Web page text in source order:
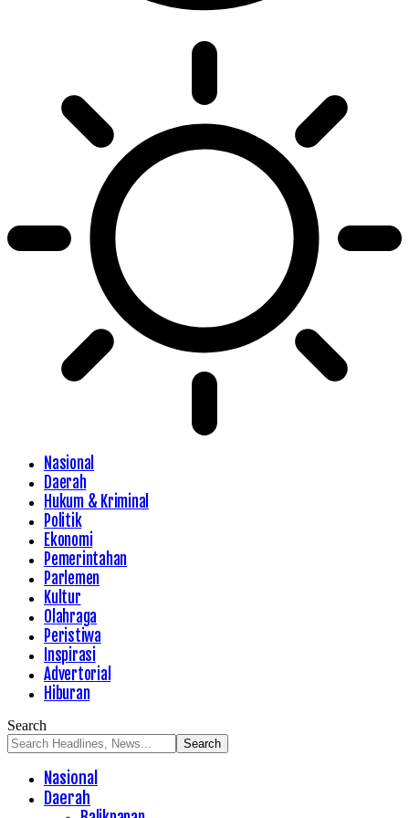
Nasional
Daerah
Hukum & Kriminal
Politik
Ekonomi
Pemerintahan
Parlemen
Kultur
Olahraga
Peristiwa
Inspirasi
Advertorial
Hiburan
Search
Nasional
Daerah